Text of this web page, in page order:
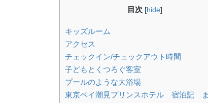
目次 [hide]
キッズルーム
アクセス
チェックイン/チェックアウト時間
子どもとくつろぐ客室
プールのような大浴場
東京ベイ潮見プリンスホテル 宿泊記